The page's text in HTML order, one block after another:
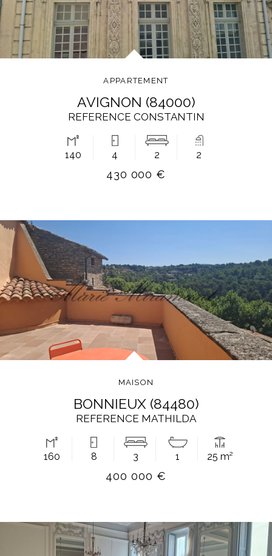
APPARTEMENT
AVIGNON (84000)
REFERENCE CONSTANTIN
140 4 2 2
430 000 €
MAISON
BONNIEUX (84480)
REFERENCE MATHILDA
160 8 3 1 25 m²
400 000 €